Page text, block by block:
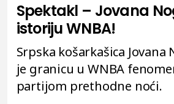
Spektakl – Jovana
istoriju WNBA!
Srpska košarkašica
je granicu u WNBA
partijom prethodne noći.